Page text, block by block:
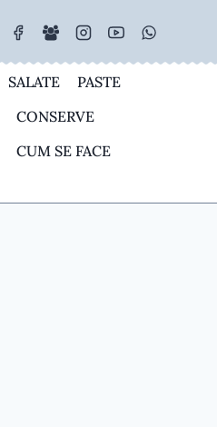
SALATE
PASTE
CONSERVE
CUM SE FACE